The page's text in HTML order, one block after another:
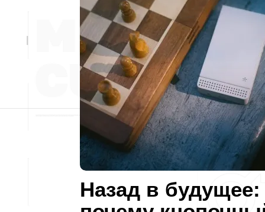
Назад в будущее: